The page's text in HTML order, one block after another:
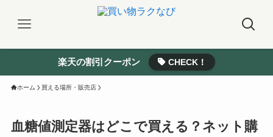
楽天の割引クーポン CHECK！
ホーム 買える場所・販売店
血糖値測定器はどこで買える？ネット購